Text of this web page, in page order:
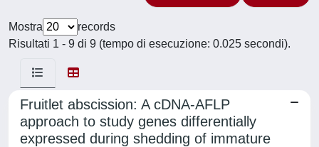
Mostra
records
Risultati 1 - 9 di 9 (tempo di esecuzione: 0.025 secondi).
Fruitlet abscission: A cDNA-AFLP
approach to study genes differentially
expressed during shedding of immature